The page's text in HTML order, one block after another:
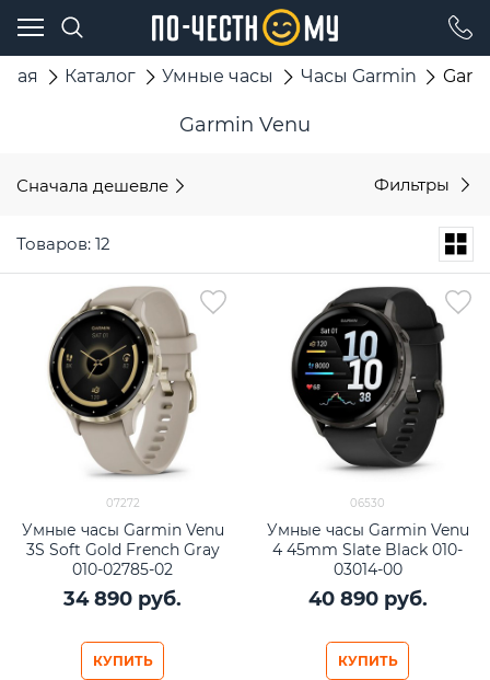
Каталог Умные часы Часы Garmin
Garmin Venu
Сначала дешевле Фильтры
Товаров: 12
07272
Умные часы Garmin Venu
3S Soft Gold French Gray
010-02785-02
34 890 руб.
КУПИТЬ
06530
Умные часы Garmin Venu
4 45mm Slate Black 010-
03014-00
40 890 руб.
КУПИТЬ